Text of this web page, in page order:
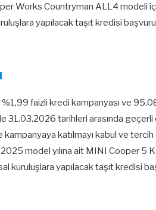
Works Countryman ALL4 modeli
yapılacak taşıt kredisi
faizli kredi kampanyası ve
31.03.2026 tarihleri arasında geçerli
katılmayı kabul ve
2025 model yılına ait MINI Cooper 5
kuruluşlara yapılacak taşıt kredisi